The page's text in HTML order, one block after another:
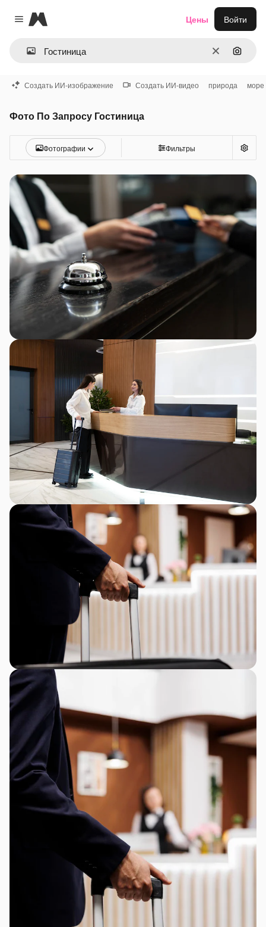
Close menu
Magnific
ОчиститьПоиск
Цены Войти
Создать ИИ-изображение Создать ИИ-видео природа море
Фото По Запросу Гостиница
Фотографии Фильтры